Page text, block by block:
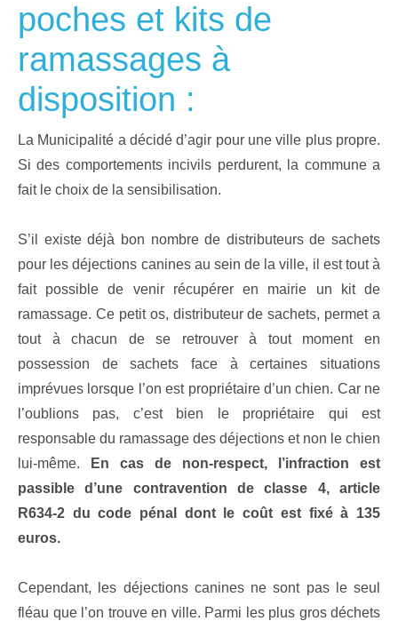
poches et kits de
ramassages à
disposition :
La Municipalité a décidé d’agir pour une ville plus propre.
Si des comportements incivils perdurent, la commune a
fait le choix de la sensibilisation.
S’il existe déjà bon nombre de distributeurs de sachets
pour les déjections canines au sein de la ville, il est tout à
fait possible de venir récupérer en mairie un kit de
ramassage. Ce petit os, distributeur de sachets, permet a
tout à chacun de se retrouver à tout moment en
possession de sachets face à certaines situations
imprévues lorsque l’on est propriétaire d’un chien. Car ne
l’oublions pas, c’est bien le propriétaire qui est
responsable du ramassage des déjections et non le chien
lui-même.
En cas de non-respect, l’infraction est
passible d’une contravention de classe 4, article
R634-2 du code pénal dont le coût est fixé à 135
euros.
Cependant, les déjections canines ne sont pas le seul
fléau que l’on trouve en ville. Parmi les plus gros déchets